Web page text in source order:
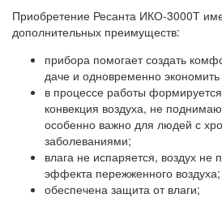
Приобретение Ресанта ИКО-3000Т
дополнительных преимуществ:
прибора помогает создать
даче и одновременно экономить
в процессе работы
конвекция воздуха, не
особенно важно для людей с
заболеваниями;
влага не испаряется, воздух не
эффекта пережженного воздуха;
обеспечена защита от влаги;